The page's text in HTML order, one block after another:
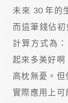
未來 30 年的
而這筆錢佔
計算方式為
起來多美好啊
高枕無憂。
實際應用上可